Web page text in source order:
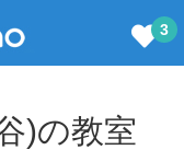
3
)の教室